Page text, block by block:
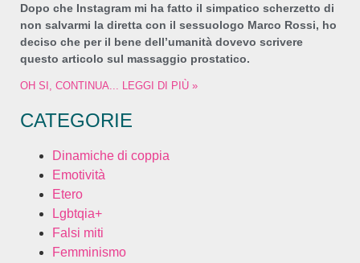
Dopo che Instagram mi ha fatto il simpatico scherzetto di
non salvarmi la diretta con il sessuologo Marco Rossi, ho
deciso che per il bene dell’umanità dovevo scrivere
questo articolo sul massaggio prostatico.
OH SI, CONTINUA... LEGGI DI PIÙ »
CATEGORIE
Dinamiche di coppia
Emotività
Etero
Lgbtqia+
Falsi miti
Femminismo